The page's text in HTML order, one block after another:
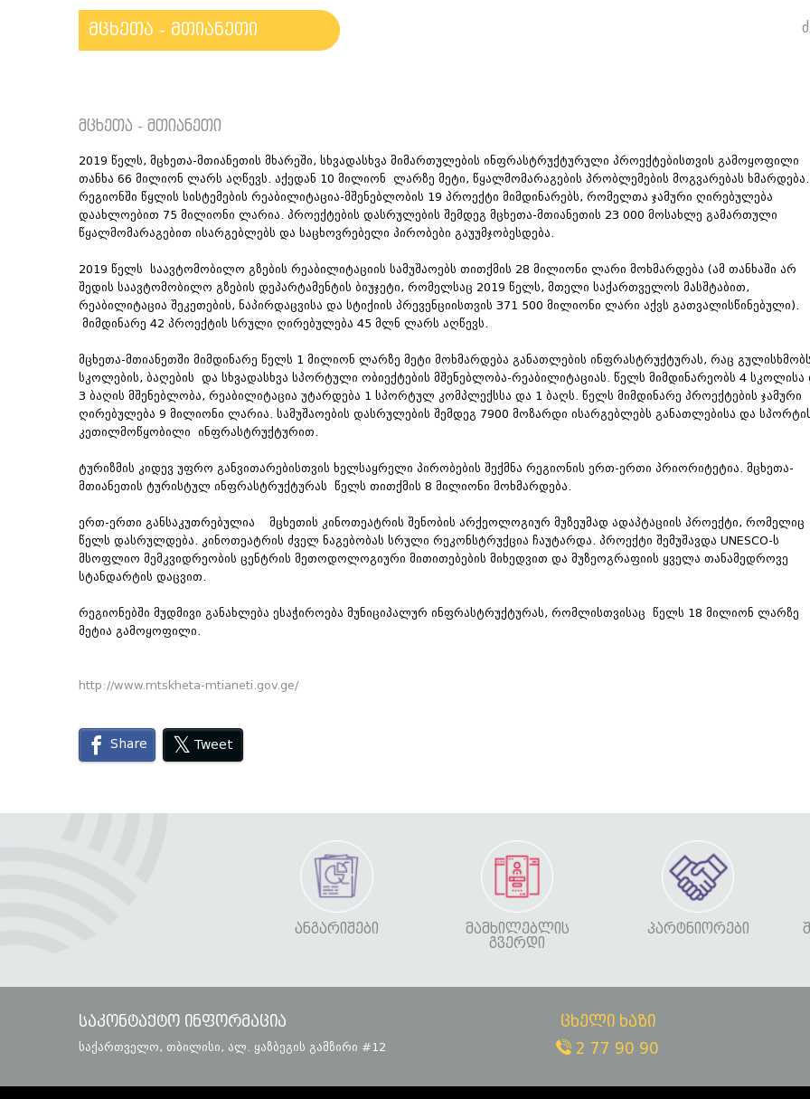
მცხეთა - მთიანეთი
მცხეთა - მთიანეთი
2019 წელს, მცხეთა-მთიანეთის მხარეში, სხვადასხვა მიმართულების ინფრასტრუქტურული პროექტებისთვის გამოყოფილი
თანხა 66 მილიონ ლარს აღწევს. აქედან 10 მილიონ ლარზე მეტი, წყალმომარაგების პრობლემების მოგვარებას ხმარდება.
რეგიონში წყლის სისტემების რეაბილიტაცია-მშენებლობის 19 პროექტი მიმდინარებს, რომელთა ჯამური ღირებულება
დაახლოებით 75 მილიონი ლარია. პროექტების დასრულების შემდეგ მცხეთა-მთიანეთის 23 000 მოსახლე გამართული
წყალმომარაგებით ისარგებლებს და საცხოვრებელი პირობები გაუუმჯობესდება.
2019 წელს საავტომობილო გზების რეაბილიტაციის სამუშაოებს თითქმის 28 მილიონი ლარი მოხმარდება (ამ თანხაში არ
შედის საავტომობილო გზების დეპარტამენტის ბიუჯეტი, რომელსაც 2019 წელს, მთელი საქართველოს მასშტაბით,
რეაბილიტაცია შეკეთების, ნაპირდაცვისა და სტიქიის პრევენციისთვის 371 500 მილიონი ლარი აქვს გათვალისწინებული).
მიმდინარე 42 პროექტის სრული ღირებულება 45 მლნ ლარს აღწევს.
მცხეთა-მთიანეთში მიმდინარე წელს 1 მილიონ ლარზე მეტი მოხმარდება განათლების ინფრასტრუქტურას, რაც
სკოლების, ბაღების და სხვადასხვა სპორტული ობიექტების მშენებლობა-რეაბილიტაციას. წელს მიმდინარეობს 4 სკოლისა
3 ბაღის მშენებლობა, რეაბილიტაცია უტარდება 1 სპორტულ კომპლექსსა და 1 ბაღს. წელს მიმდინარე პროექტების ჯამური
ღირებულება 9 მილიონი ლარია. სამუშაოების დასრულების შემდეგ 7900 მოზარდი ისარგებლებს განათლებისა და
კეთილმოწყობილი ინფრასტრუქტურით.
ტურიზმის კიდევ უფრო განვითარებისთვის ხელსაყრელი პირობების შექმნა რეგიონის ერთ-ერთი პრიორიტეტია. მცხეთა-
მთიანეთის ტურისტულ ინფრასტრუქტურას წელს თითქმის 8 მილიონი მოხმარდება.
ერთ-ერთი განსაკუთრებულია მცხეთის კინოთეატრის შენობის არქეოლოგიურ მუზეუმად ადაპტაციის პროექტი, რომელიც
წელს დასრულდება. კინოთეატრის ძველ ნაგებობას სრული რეკონსტრუქცია ჩაუტარდა. პროექტი შემუშავდა UNESCO-ს
მსოფლიო მემკვიდრეობის ცენტრის მეთოდოლოგიური მითითებების მიხედვით და მუზეოგრაფიის ყველა თანამედროვე
სტანდარტის დაცვით.
რეგიონებში მუდმივი განახლება ესაჭიროება მუნიციპალურ ინფრასტრუქტურას, რომლისთვისაც წელს 18 მილიონ ლარზე
მეტია გამოყოფილი.
http://www.mtskheta-mtianeti.gov.ge/
Share Tweet
ᲐᲜᲒᲐᲠᲘᲨᲔᲑᲘ
ᲛᲐᲛᲮᲘᲚᲔᲑᲚᲘᲡ
ᲒᲕᲔᲠᲓᲘ
ᲞᲐᲠᲢᲜᲘᲝᲠᲔᲑᲘ
საკონტაქტო ინფორმაცია
საქართველო, თბილისი, ალ. ყაზბეგის გამზირი #12
ცხელი ხაზი
2 77 90 90